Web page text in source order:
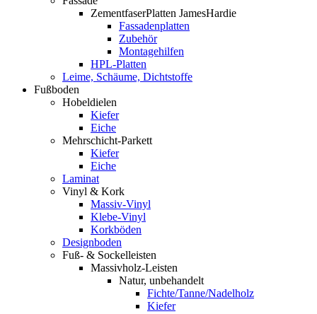
ZementfaserPlatten JamesHardie
Fassadenplatten
Zubehör
Montagehilfen
HPL-Platten
Leime, Schäume, Dichtstoffe
Fußboden
Hobeldielen
Kiefer
Eiche
Mehrschicht-Parkett
Kiefer
Eiche
Laminat
Vinyl & Kork
Massiv-Vinyl
Klebe-Vinyl
Korkböden
Designboden
Fuß- & Sockelleisten
Massivholz-Leisten
Natur, unbehandelt
Fichte/Tanne/Nadelholz
Kiefer